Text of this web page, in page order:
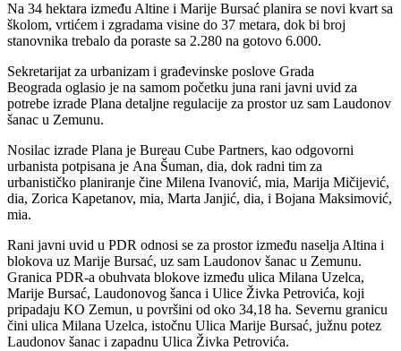
Na 34 hektara između Altine i Marije Bursać planira se novi kvart sa
školom, vrtićem i zgradama visine do 37 metara, dok bi broj
stanovnika trebalo da poraste sa 2.280 na gotovo 6.000.
Sekretarijat za urbanizam i građevinske poslove Grada
Beograda oglasio je na samom početku juna rani javni uvid za
potrebe izrade Plana detaljne regulacije za prostor uz sam Laudonov
šanac u Zemunu.
Nosilac izrade Plana je Bureau Cube Partners, kao odgovorni
urbanista potpisana je Ana Šuman, dia, dok radni tim za
urbanističko planiranje čine Milena Ivanović, mia, Marija Mičijević,
dia, Zorica Kapetanov, mia, Marta Janjić, dia, i Bojana Maksimović,
mia.
Rani javni uvid u PDR odnosi se za prostor između naselja Altina i
blokova uz Marije Bursać, uz sam Laudonov šanac u Zemunu.
Granica PDR-a obuhvata blokove između ulica Milana Uzelca,
Marije Bursać, Laudonovog šanca i Ulice Živka Petrovića, koji
pripadaju KO Zemun, u površini od oko 34,18 ha. Severnu granicu
čini ulica Milana Uzelca, istočnu Ulica Marije Bursać, južnu potez
Laudonov šanac i zapadnu Ulica Živka Petrovića.